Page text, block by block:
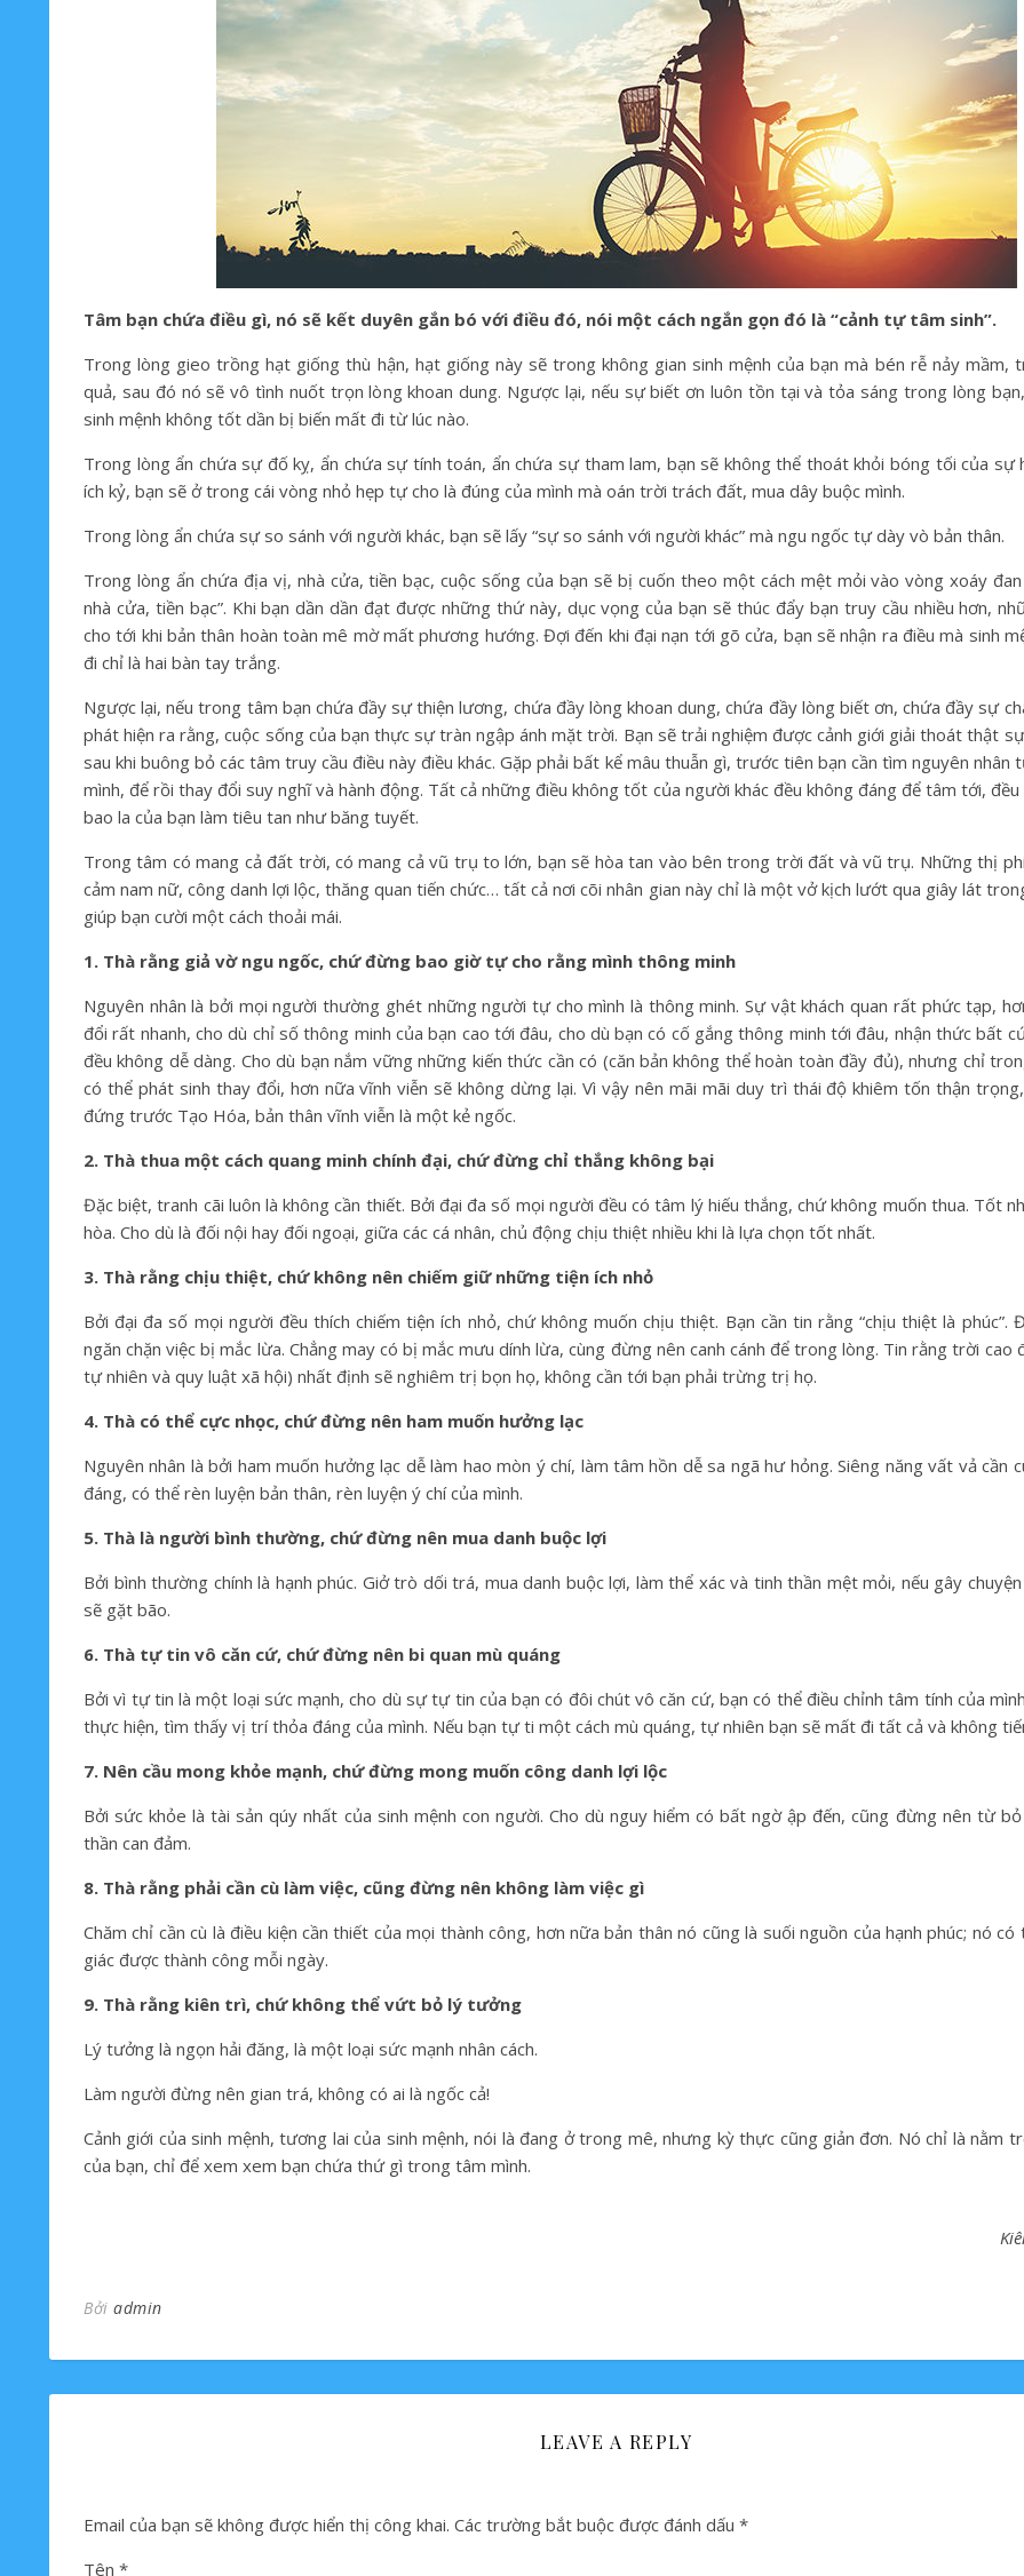
Tâm bạn chứa điều gì, nó sẽ kết duyên gắn bó với điều đó, nói một cách ngắn gọn đó là “cảnh tự tâm sinh”.
Trong lòng gieo trồng hạt giống thù hận, hạt giống này sẽ trong không gian sinh mệnh của bạn mà bén rễ nảy mầm,
quả, sau đó nó sẽ vô tình nuốt trọn lòng khoan dung. Ngược lại, nếu sự biết ơn luôn tồn tại và tỏa sáng trong lòng
sinh mệnh không tốt dần bị biến mất đi từ lúc nào.
Trong lòng ẩn chứa sự đố kỵ, ẩn chứa sự tính toán, ẩn chứa sự tham lam, bạn sẽ không thể thoát khỏi bóng tối của sự
ích kỷ, bạn sẽ ở trong cái vòng nhỏ hẹp tự cho là đúng của mình mà oán trời trách đất, mua dây buộc mình.
Trong lòng ẩn chứa sự so sánh với người khác, bạn sẽ lấy “sự so sánh với người khác” mà ngu ngốc tự dày vò bản thân.
Trong lòng ẩn chứa địa vị, nhà cửa, tiền bạc, cuộc sống của bạn sẽ bị cuốn theo một cách mệt mỏi vào vòng xoáy
nhà cửa, tiền bạc”. Khi bạn dần dần đạt được những thứ này, dục vọng của bạn sẽ thúc đẩy bạn truy cầu nhiều hơn,
cho tới khi bản thân hoàn toàn mê mờ mất phương hướng. Đợi đến khi đại nạn tới gõ cửa, bạn sẽ nhận ra điều mà sinh
đi chỉ là hai bàn tay trắng.
Ngược lại, nếu trong tâm bạn chứa đầy sự thiện lương, chứa đầy lòng khoan dung, chứa đầy lòng biết ơn, chứa đầy sự
phát hiện ra rằng, cuộc sống của bạn thực sự tràn ngập ánh mặt trời. Bạn sẽ trải nghiệm được cảnh giới giải thoát thật
sau khi buông bỏ các tâm truy cầu điều này điều khác. Gặp phải bất kể mâu thuẫn gì, trước tiên bạn cần tìm nguyên nhân
mình, để rồi thay đổi suy nghĩ và hành động. Tất cả những điều không tốt của người khác đều không đáng để tâm tới, đều
bao la của bạn làm tiêu tan như băng tuyết.
Trong tâm có mang cả đất trời, có mang cả vũ trụ to lớn, bạn sẽ hòa tan vào bên trong trời đất và vũ trụ. Những thị
cảm nam nữ, công danh lợi lộc, thăng quan tiến chức… tất cả nơi cõi nhân gian này chỉ là một vở kịch lướt qua giây lát
giúp bạn cười một cách thoải mái.
1. Thà rằng giả vờ ngu ngốc, chứ đừng bao giờ tự cho rằng mình thông minh
Nguyên nhân là bởi mọi người thường ghét những người tự cho mình là thông minh. Sự vật khách quan rất phức tạp,
đổi rất nhanh, cho dù chỉ số thông minh của bạn cao tới đâu, cho dù bạn có cố gắng thông minh tới đâu, nhận thức bất
đều không dễ dàng. Cho dù bạn nắm vững những kiến thức cần có (căn bản không thể hoàn toàn đầy đủ), nhưng chỉ
có thể phát sinh thay đổi, hơn nữa vĩnh viễn sẽ không dừng lại. Vì vậy nên mãi mãi duy trì thái độ khiêm tốn thận
đứng trước Tạo Hóa, bản thân vĩnh viễn là một kẻ ngốc.
2. Thà thua một cách quang minh chính đại, chứ đừng chỉ thắng không bại
Đặc biệt, tranh cãi luôn là không cần thiết. Bởi đại đa số mọi người đều có tâm lý hiếu thắng, chứ không muốn thua. Tốt
hòa. Cho dù là đối nội hay đối ngoại, giữa các cá nhân, chủ động chịu thiệt nhiều khi là lựa chọn tốt nhất.
3. Thà rằng chịu thiệt, chứ không nên chiếm giữ những tiện ích nhỏ
Bởi đại đa số mọi người đều thích chiếm tiện ích nhỏ, chứ không muốn chịu thiệt. Bạn cần tin rằng “chịu thiệt là phúc”.
ngăn chặn việc bị mắc lừa. Chẳng may có bị mắc mưu dính lừa, cùng đừng nên canh cánh để trong lòng. Tin rằng trời cao
tự nhiên và quy luật xã hội) nhất định sẽ nghiêm trị bọn họ, không cần tới bạn phải trừng trị họ.
4. Thà có thể cực nhọc, chứ đừng nên ham muốn hưởng lạc
Nguyên nhân là bởi ham muốn hưởng lạc dễ làm hao mòn ý chí, làm tâm hồn dễ sa ngã hư hỏng. Siêng năng vất vả cần
đáng, có thể rèn luyện bản thân, rèn luyện ý chí của mình.
5. Thà là người bình thường, chứ đừng nên mua danh buộc lợi
Bởi bình thường chính là hạnh phúc. Giở trò dối trá, mua danh buộc lợi, làm thể xác và tinh thần mệt mỏi, nếu gây
sẽ gặt bão.
6. Thà tự tin vô căn cứ, chứ đừng nên bi quan mù quáng
Bởi vì tự tin là một loại sức mạnh, cho dù sự tự tin của bạn có đôi chút vô căn cứ, bạn có thể điều chỉnh tâm tính của
thực hiện, tìm thấy vị trí thỏa đáng của mình. Nếu bạn tự ti một cách mù quáng, tự nhiên bạn sẽ mất đi tất cả và không
7. Nên cầu mong khỏe mạnh, chứ đừng mong muốn công danh lợi lộc
Bởi sức khỏe là tài sản qúy nhất của sinh mệnh con người. Cho dù nguy hiểm có bất ngờ ập đến, cũng đừng nên từ
thần can đảm.
8. Thà rằng phải cần cù làm việc, cũng đừng nên không làm việc gì
Chăm chỉ cần cù là điều kiện cần thiết của mọi thành công, hơn nữa bản thân nó cũng là suối nguồn của hạnh phúc; nó có
giác được thành công mỗi ngày.
9. Thà rằng kiên trì, chứ không thể vứt bỏ lý tưởng
Lý tưởng là ngọn hải đăng, là một loại sức mạnh nhân cách.
Làm người đừng nên gian trá, không có ai là ngốc cả!
Cảnh giới của sinh mệnh, tương lai của sinh mệnh, nói là đang ở trong mê, nhưng kỳ thực cũng giản đơn. Nó chỉ là nằm
của bạn, chỉ để xem xem bạn chứa thứ gì trong tâm mình.
Bởi admin
LEAVE A REPLY
Email của bạn sẽ không được hiển thị công khai. Các trường bắt buộc được đánh dấu *
Tên *